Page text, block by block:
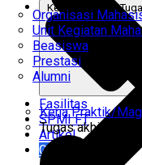
Organisasi
Unit Kegiatan
Beasiswa
Prestasi
Alumni
Kerja Praktik/
Tugas akhir
Fasilitas
SPMI FT
Artikel
Gabung Kami